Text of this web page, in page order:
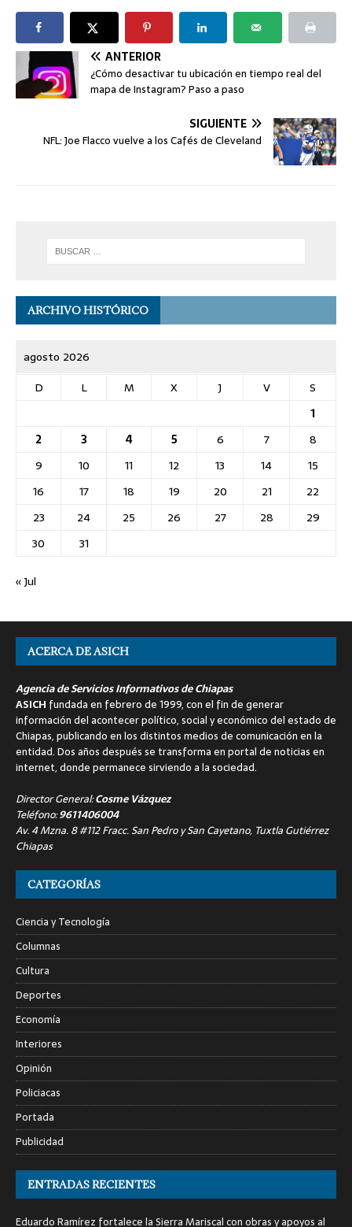
ANTERIOR
¿Cómo desactivar tu ubicación en tiempo real del
mapa de Instagram? Paso a paso
SIGUIENTE
NFL: Joe Flacco vuelve a los Cafés de Cleveland
ARCHIVO HISTÓRICO
agosto 2026
D
L M X J V
S
1
2
3 4 5 6 7
8
9
10 11 12 13 14
15
16
17 18 19 20 21
22
23
24 25 26 27 28
29
30
31
« Jul
ACERCA DE ASICH
Agencia de Servicios Informativos de Chiapas
ASICH fundada en febrero de 1999, con el fin de generar
información del acontecer político, social y económico del estado de
Chiapas, publicando en los distintos medios de comunicación en la
entidad. Dos años después se transforma en portal de noticias en
internet, donde permanece sirviendo a la sociedad.
Director General:Cosme Vázquez
Teléfono:9611406004
Av. 4 Mzna. 8 #112 Fracc. San Pedro y San Cayetano, Tuxtla Gutiérrez
Chiapas
CATEGORÍAS
Ciencia y Tecnología
Columnas
Cultura
Deportes
Economía
Interiores
Opinión
Policiacas
Portada
Publicidad
ENTRADAS RECIENTES
Eduardo Ramírez fortalece la Sierra Mariscal con obras y apoyos al